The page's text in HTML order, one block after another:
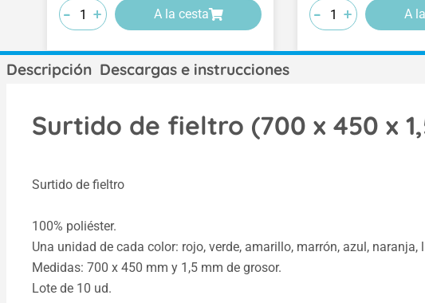
-
-
- +
+
+ A la cesta -
-
- +
+
+ A
Descripción Descargas e instrucciones
Surtido de fieltro (700 x 450 x
Surtido de fieltro
100% poliéster.
Una unidad de cada color: rojo, verde, amarillo, marrón, azul, naranja,
Medidas: 700 x 450 mm y 1,5 mm de grosor.
Lote de 10 ud.